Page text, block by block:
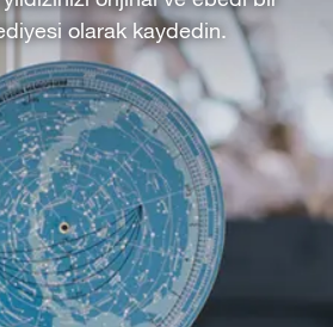
olarak kaydedin.